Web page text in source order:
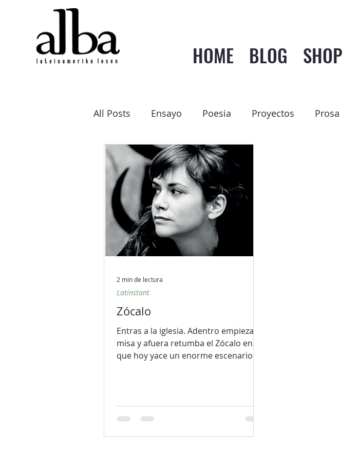
HOME BLOG SHOP
All Posts Ensayo Poesia Proyectos Prosa
Latínstant Entrevista
Zócalo
Entras a la iglesia. Adentro empieza la
misa y afuera retumba el Zócalo en el
que hoy yace un enorme escenario
para todos fue derramado y que no
será olvidado seguro por nadie —tu
Latínstant
2 min de lectura